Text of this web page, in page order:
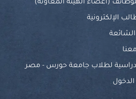
(أعضاء الهيئة المعاونة)
الإلكترونية
الشائعة
لطلاب جامعة حورس - مصر